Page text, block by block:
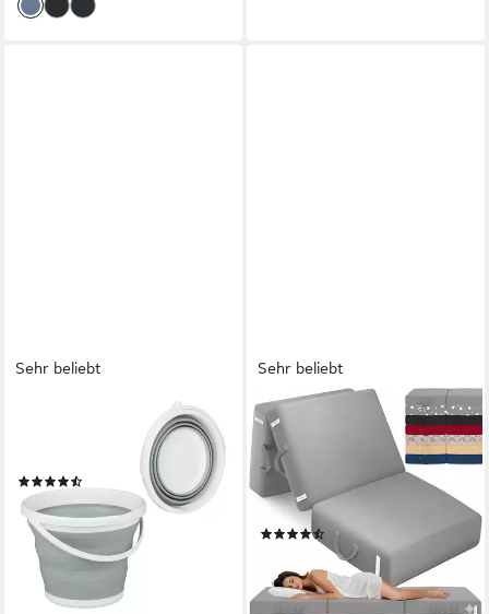
Sehr beliebt
Falteimer Faltbarer Eimer 10
15,99 € UVP39,99 €
-60%
lieferbar - in 2-3 Werktagen bei dir
Sehr beliebt
ELONEO
Klappmatratze 3-teilig,
Gästematratze mit extra
dickem Schaumstoff, 15 cm
hoch, waschbarer Bezug,
geeignet für
Hausstauballergiker,
schadstoffgeprüft
(318)
ab 69,99 € UVP 99,99 €
-30%
lieferbar - in 2-3 Werktagen bei dir